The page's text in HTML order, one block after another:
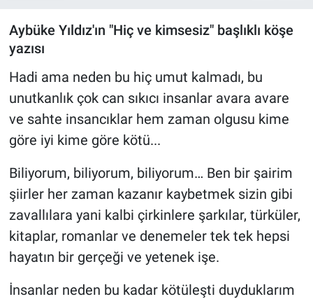
Aybüke Yıldız'ın "Hiç ve kimsesiz" başlıklı köşe
yazısı
Hadi ama neden bu hiç umut kalmadı, bu
unutkanlık çok can sıkıcı insanlar avara avare
ve sahte insancıklar hem zaman olgusu kime
göre iyi kime göre kötü...
Biliyorum, biliyorum, biliyorum… Ben bir şairim
şiirler her zaman kazanır kaybetmek sizin gibi
zavallılara yani kalbi çirkinlere şarkılar, türküler,
kitaplar, romanlar ve denemeler tek tek hepsi
hayatın bir gerçeği ve yetenek işe.
İnsanlar neden bu kadar kötüleşti duyduklarım